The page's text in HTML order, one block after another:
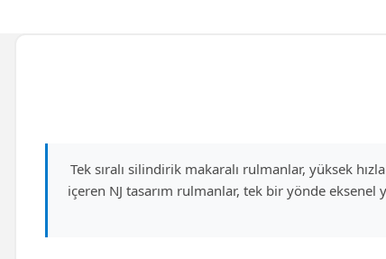
Tek sıralı silindirik makaralı rulmanlar, yüksek
içeren NJ tasarım rulmanlar, tek bir yönde